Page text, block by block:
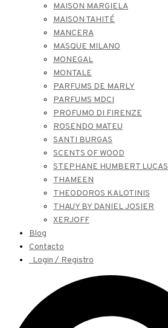
MAISON MARGIELA
MAISON TAHITÉ
MANCERA
MASQUE MILANO
MONEGAL
MONTALE
PARFUMS DE MARLY
PARFUMS MDCI
PROFUMO DI FIRENZE
ROSENDO MATEU
SANTI BURGAS
SCENTS OF WOOD
STEPHANE HUMBERT LUCAS
THAMEEN
THEODOROS KALOTINIS
THAUY BY DANIEL JOSIER
XERJOFF
Blog
Contacto
Login / Registro